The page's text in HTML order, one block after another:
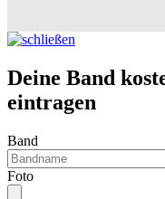
Deine Band
eintragen
Band
Foto